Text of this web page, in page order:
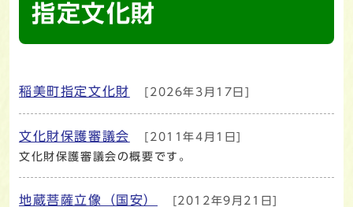
指定文化財
メインメニュー
稲美町指定文化財 [2026年3月17日]
文化財保護審議会
[2011年4月1日]
文化財保護審議会の概要です。
地蔵菩薩立像（国安） [2012年9月21日]